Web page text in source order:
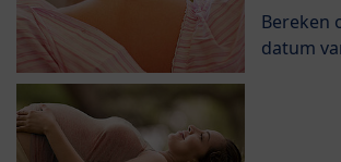
Bereken
datum